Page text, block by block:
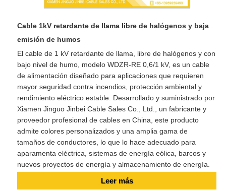
Cable 1kV retardante de llama libre de halógenos y baja
emisión de humos
El cable de 1 kV retardante de llama, libre de halógenos y con
bajo nivel de humo, modelo WDZR-RE 0,6/1 kV, es un cable
de alimentación diseñado para aplicaciones que requieren
mayor seguridad contra incendios, protección ambiental y
rendimiento eléctrico estable. Desarrollado y suministrado por
Xiamen Jinguo Jinbei Cable Sales Co., Ltd., un fabricante y
proveedor profesional de cables en China, este producto
admite colores personalizados y una amplia gama de
tamaños de conductores, lo que lo hace adecuado para
aparamenta eléctrica, sistemas de energía eólica, barcos y
nuevos proyectos de energía y almacenamiento de energía.
Leer más